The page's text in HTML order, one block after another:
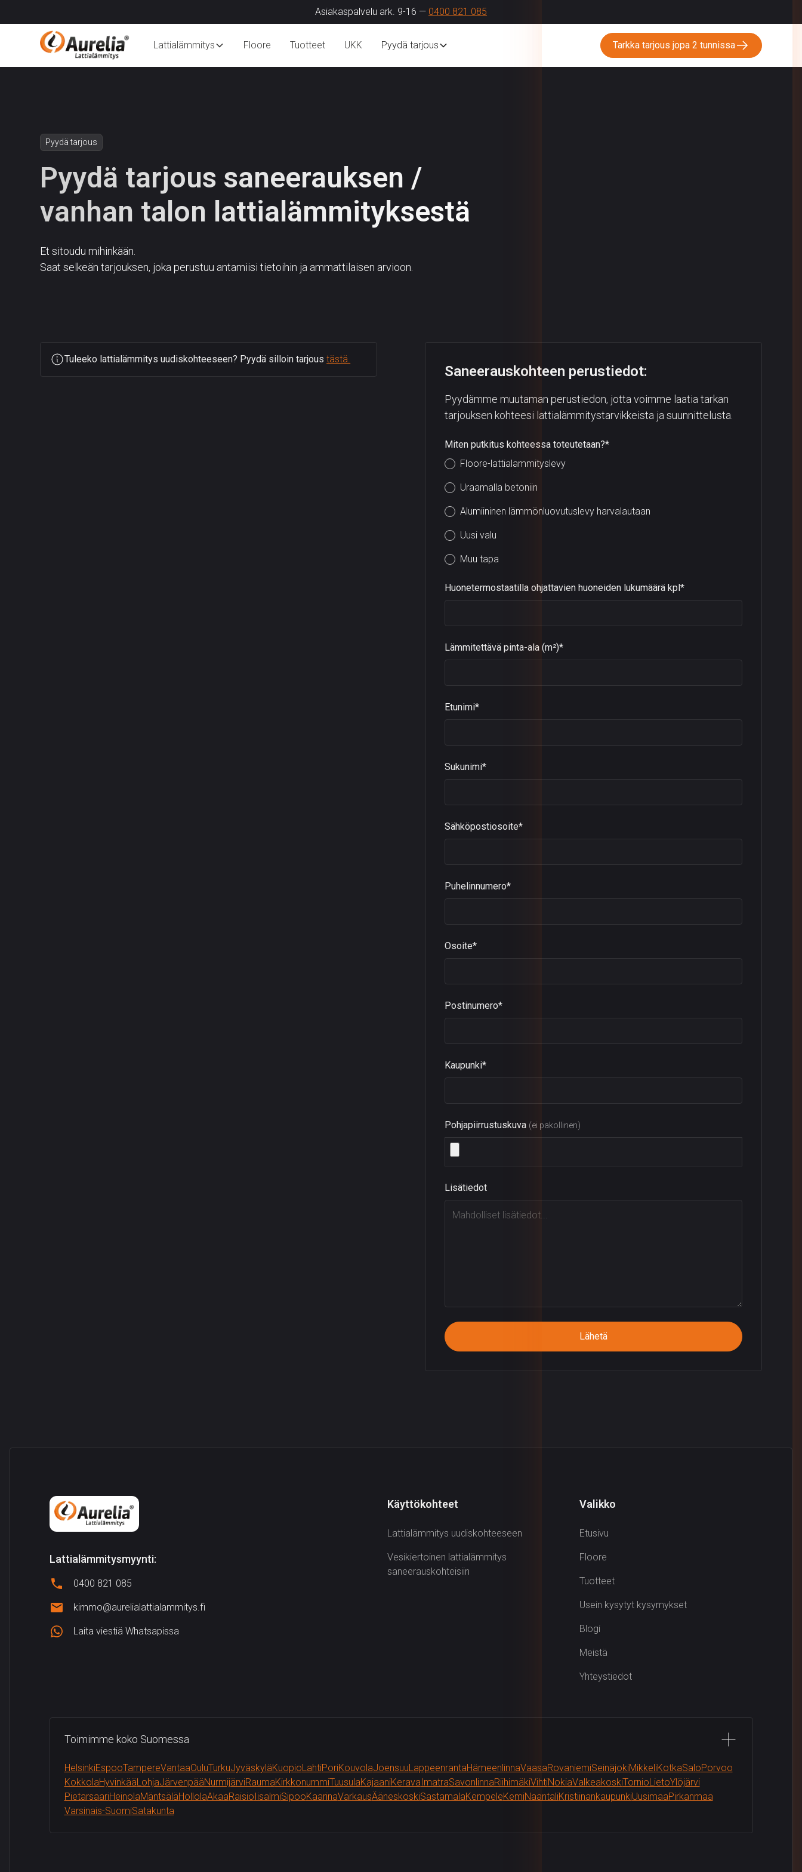
Asiakaspalvelu ark. 9-16 — 0400 821 085
Lattialämmitys Floore Tuotteet UKK Pyydä tarjous Tarkka tarjous jopa 2 tunnissa
Pyydä tarjous
Pyydä tarjous saneerauksen /
vanhan talon lattia­lämmityksestä
Et sitoudu mihinkään.
Saat selkeän tarjouksen, joka perustuu antamiisi tietoihin ja ammattilaisen arvioon.
Tuleeko lattialämmitys uudiskohteeseen? Pyydä silloin tarjoustästä.
Saneerauskohteen perustiedot:
Pyydämme muutaman perustiedon, jotta voimme laatia tarkan
tarjouksen kohteesi lattialämmitystarvikkeista ja suunnittelusta.
Miten putkitus kohteessa toteutetaan?*
Floore-lattialammityslevy
Uraamalla betoniin
Alumiininen lämmönluovutuslevy harvalautaan
Uusi valu
Muu tapa
Huonetermostaatilla ohjattavien huoneiden lukumäärä kpl*
Lämmitettävä pinta-ala (m²)*
Etunimi*
Sukunimi*
Sähköpostiosoite*
Puhelinnumero*
Osoite*
Postinumero*
Kaupunki*
Pohjapiirrustuskuva (ei pakollinen)
Lisätiedot
Lattialämmitysmyynti:
0400 821 085
kimmo@aurelialattialammitys.fi
Laita viestiä Whatsapissa
Käyttökohteet
Lattialämmitys uudiskohteeseen
Vesikiertoinen lattialämmitys
saneerauskohteisiin
Valikko
Etusivu
Floore
Tuotteet
Usein kysytyt kysymykset
Blogi
Meistä
Yhteystiedot
Toimimme koko Suomessa
HelsinkiEspooTampereVantaaOuluTurkuJyväskyläKuopioLahtiPoriKouvolaJoensuuLappeenrantaHämeenlinnaVaasaRovaniemiSeinäjokiMikkeliKotkaSaloPorvoo
KokkolaHyvinkääLohjaJärvenpääNurmijärviRaumaKirkkonummiTuusulaKajaaniKeravaImatraSavonlinnaRiihimäkiVihtiNokiaValkeakoskiTornioLietoYlöjärvi
PietarsaariHeinolaMäntsäläHollolaAkaaRaisioIisalmiSipooKaarinaVarkausÄäneskoskiSastamalaKempeleKemiNaantaliKristiinankaupunkiUusimaaPirkanmaa
Varsinais-SuomiSatakunta